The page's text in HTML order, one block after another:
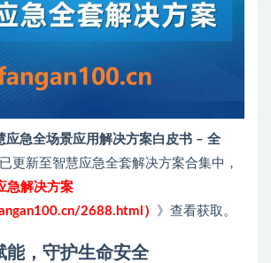
应急全场景应用解决方案白皮书 – 全
已更新至智慧应急全套解决方案合集中，
急解决方案
2688.html） 》查看获取。
能，守护生命安全